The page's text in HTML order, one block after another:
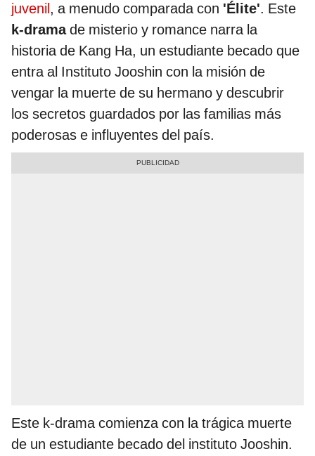
juvenil, a menudo comparada con 'Élite'. Este
k-dramade misterio y romance narra la
historia de Kang Ha, un estudiante becado que
entra al Instituto Jooshin con la misión de
vengar la muerte de su hermano y descubrir
los secretos guardados por las familias más
poderosas e influyentes del país.
Este k-drama comienza con la trágica muerte
de un estudiante becado del instituto Jooshin.